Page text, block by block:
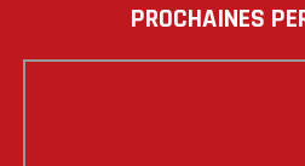
PROCHAINES